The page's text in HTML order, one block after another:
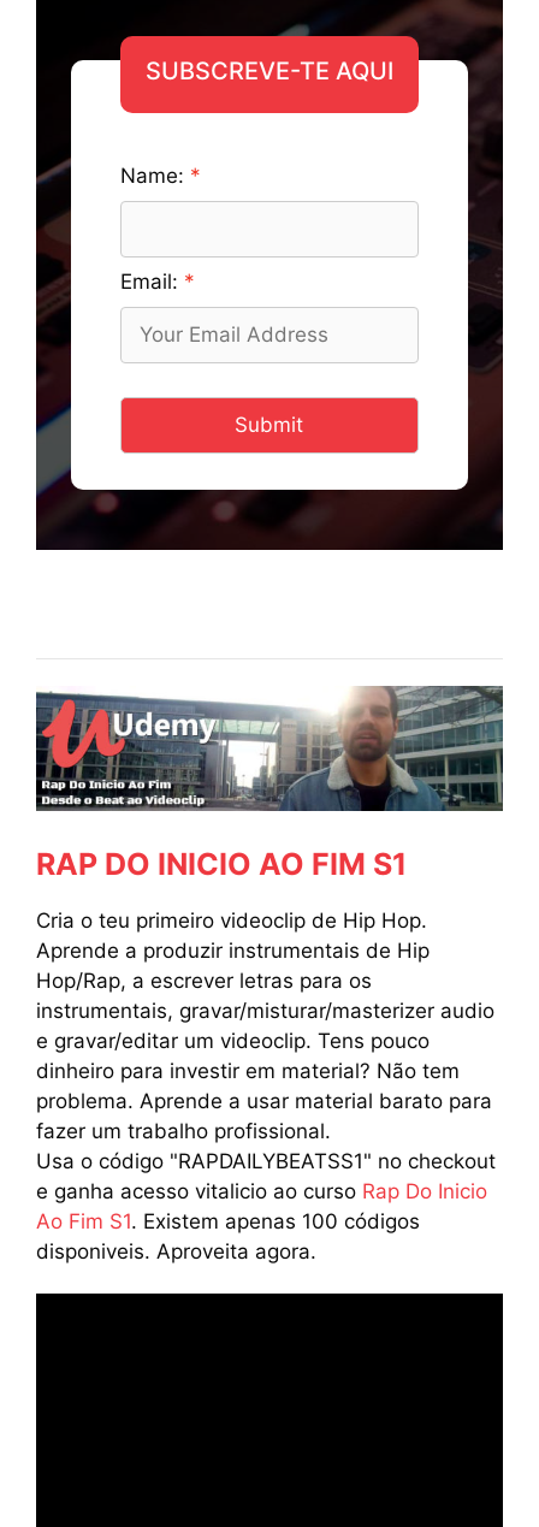
SUBSCREVE-TE AQUI
Name:
Email:
Submit
RAP DO INICIO AO FIM S1
Cria o teu primeiro videoclip de Hip Hop.
Aprende a produzir instrumentais de Hip
Hop/Rap, a escrever letras para os
instrumentais, gravar/misturar/masterizer audio
e gravar/editar um videoclip. Tens pouco
dinheiro para investir em material? Não tem
problema. Aprende a usar material barato para
fazer um trabalho profissional.
Usa o código "RAPDAILYBEATSS1" no checkout
e ganha acesso vitalicio ao curso Rap Do Inicio
Ao Fim S1. Existem apenas 100 códigos
disponiveis. Aproveita agora.